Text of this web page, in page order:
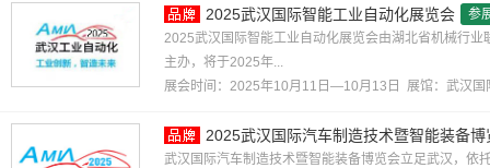
2025武汉国际智能工业自动化展览会
参
2025武汉国际智能工业自动化展览会由湖北省机械行
主办，将于2025年...
展会时间：2025年10月11日—10月13日 展馆： 武汉国
2025武汉国际汽车制造技术暨智能装备博
武汉国际汽车制造技术暨智能装备博览会立足武汉，依